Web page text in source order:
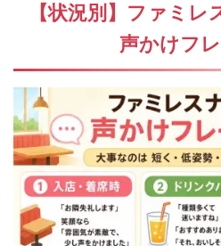
【状況別】ファミ
声かけフ